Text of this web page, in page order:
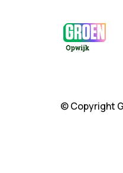
© Copyright